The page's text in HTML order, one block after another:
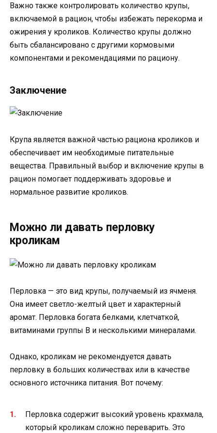
Важно также контролировать количество крупы,
включаемой в рацион, чтобы избежать перекорма и
ожирения у кроликов. Количество крупы должно
быть сбалансировано с другими кормовыми
компонентами и рекомендациями по рациону.
Заключение
Крупа является важной частью рациона кроликов и
обеспечивает им необходимые питательные
вещества. Правильный выбор и включение крупы в
рацион помогает поддерживать здоровье и
нормальное развитие кроликов.
Можно ли давать перловку
кроликам
Перловка — это вид крупы, получаемый из ячменя.
Она имеет светло-желтый цвет и характерный
аромат. Перловка богата белками, клетчаткой,
витаминами группы В и несколькими минералами.
Однако, кроликам не рекомендуется давать
перловку в больших количествах или в качестве
основного источника питания. Вот почему:
Перловка содержит высокий уровень крахмала,
который кроликам сложно переварить. Это